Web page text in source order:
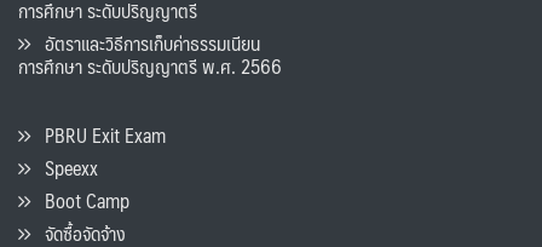
การศึกษา ระดับปริญญาตรี
อัตราและวิธีการเก็บค่าธรรมเนียน
การศึกษา ระดับปริญญาตรี พ.ศ. 2566
PBRU Exit Exam
Speexx
Boot Camp
จัดซื้อจัดจ้าง